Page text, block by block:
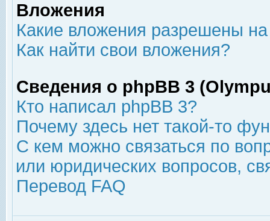
Вложения
Какие вложения разрешены
Как найти свои вложения?
Сведения о phpBB 3
Кто написал phpBB 3?
Почему здесь нет такой-то
С кем можно связаться по
или юридических вопросов,
Перевод FAQ